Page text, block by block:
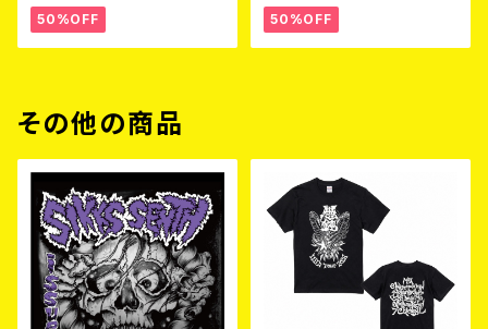
50%OFF 50%OFF
その他の商品